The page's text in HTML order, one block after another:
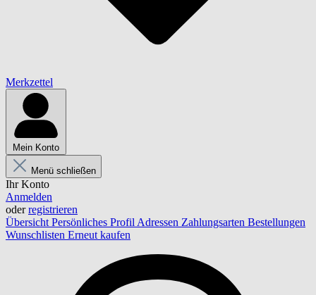
Merkzettel
Mein Konto
Menü schließen
Ihr Konto
Anmelden
oderregistrieren
Übersicht Persönliches Profil Adressen Zahlungsarten Bestellungen
Wunschlisten Erneut kaufen